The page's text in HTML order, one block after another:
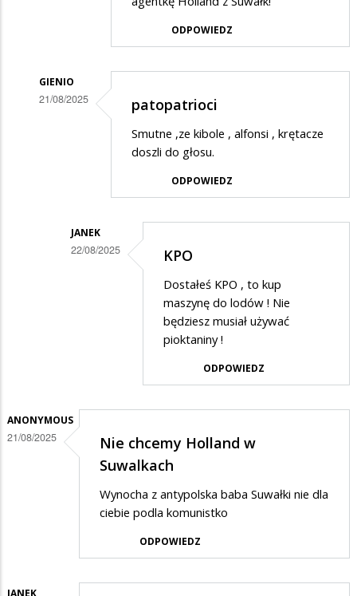
na
ODPOWIEDZ
GIENIO
21/08/2025 patopatrioci
Smutne ,ze kibole , alfonsi , krętacze
doszli do głosu.
ODPOWIEDZ
JANEK
22/08/2025
patopatrioci
KPO
Dostałeś KPO , to kup
maszynę do lodów ! Nie
będziesz musiał używać
pioktaniny !
ODPOWIEDZ
ANONYMOUS
21/08/2025
Nie chcemy Holland w
Suwalkach
Wynocha z antypolska baba Suwałki nie dla
ciebie podla komunistko
ODPOWIEDZ